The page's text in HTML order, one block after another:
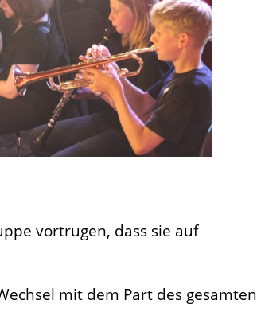
vortrugen, dass sie auf
mit dem Part des gesamten